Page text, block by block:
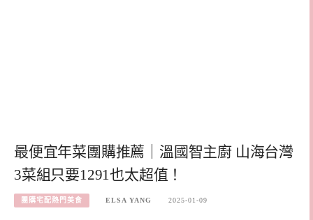
最便宜年菜團購推薦｜溫國智主廚 山海台灣
3菜組只要1291也太超值！
團購宅配熱門美食 ELSA YANG 2025-01-09